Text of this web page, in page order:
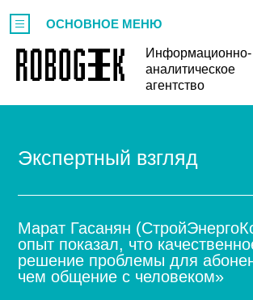
Информационно-
аналитическое
агентство
ОСНОВНОЕ МЕНЮ
Экспертный взгляд
Марат Гасанян
опыт показал, что
решение проблемы для
чем общение с человеком»